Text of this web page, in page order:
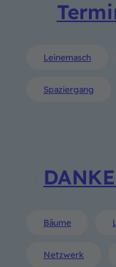
Leinemasch
Spaziergang
Bäume
Netzwerk